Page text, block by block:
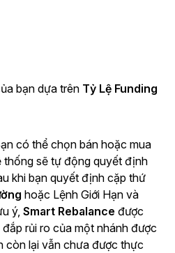
bạn dựa trên Tỷ Lệ Funding
có thể chọn bán hoặc mua
thống sẽ tự động quyết định
khi bạn quyết định cặp thứ
hoặc Lệnh Giới Hạn và
ý, Smart Rebalance được
rủi ro của một nhánh được
còn lại vẫn chưa được thực